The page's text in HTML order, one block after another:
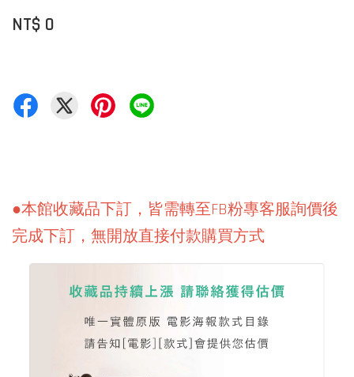
NT$ 0
●本館收藏品下訂，皆需轉至FB粉專客服詢價後
完成下訂，無開放直接付款購買方式